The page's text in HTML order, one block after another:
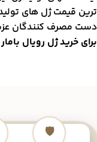
قیمت ژل های
مصرف کنندگان
خرید ژل رویال بامار
🛡️